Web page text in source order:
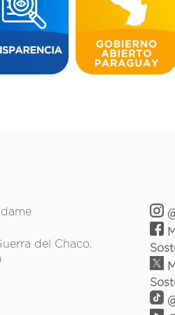
del Chaco.